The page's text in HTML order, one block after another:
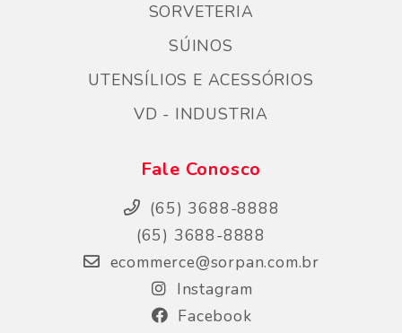
SORVETERIA
SÚINOS
UTENSÍLIOS E ACESSÓRIOS
VD - INDUSTRIA
Fale Conosco
(65) 3688-8888
(65) 3688-8888
ecommerce@sorpan.com.br
Instagram
Facebook